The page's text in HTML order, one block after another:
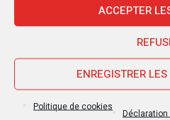
ACCEPTER
ENREGISTRER
Politique de cookies
Jean-Noël Barrot, chef
française en RDC : une
tension